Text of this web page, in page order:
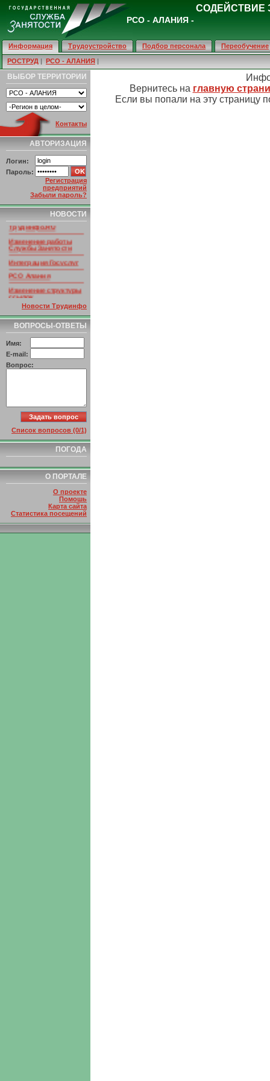
Информация Трудоустройство Подбор персонала Переобучение
РОСТРУД | РСО - АЛАНИЯ |
СОДЕЙСТВИЕ
РСО - АЛАНИЯ -
ВЫБОР ТЕРРИТОРИИ
Контакты
АВТОРИЗАЦИЯ
Логин:
Пароль:
Регистрация
предприятий
Забыли пароль?
НОВОСТИ
НОВОСТИ ПОРТАЛА
Умер основатель
Трудинфо.RU
Изменение работы
Службы Занятости
Интеграция Госуслуг
РСО Алания
Изменение структуры
ссылок
Новости Трудинфо
ВОПРОСЫ-ОТВЕТЫ
Имя:
E-mail:
Вопрос:
Список вопросов (0/1)
ПОГОДА
О ПОРТАЛЕ
О проекте
Помошь
Карта сайта
Статистика посещений
Вернитесь на главную
Если вы попали на эту страницу